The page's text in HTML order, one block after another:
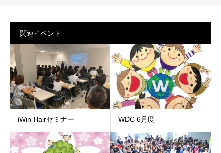
関連イベント
iWin-Hairセミナー WDC 6月度